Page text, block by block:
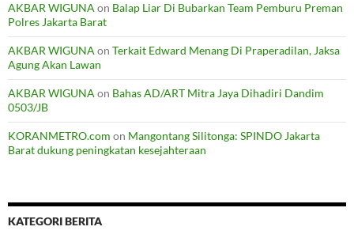
AKBAR WIGUNA on Balap Liar Di Bubarkan Team Pemburu Preman
Polres Jakarta Barat
AKBAR WIGUNA on Terkait Edward Menang Di Praperadilan, Jaksa
Agung Akan Lawan
AKBAR WIGUNA on Bahas AD/ART Mitra Jaya Dihadiri Dandim
0503/JB
KORANMETRO.com on Mangontang Silitonga: SPINDO Jakarta
Barat dukung peningkatan kesejahteraan
KATEGORI BERITA